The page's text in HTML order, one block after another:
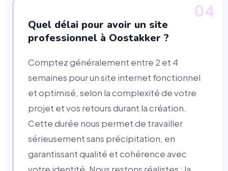
04
Quel délai pour avoir un site
professionnel à Oostakker ?
Comptez généralement entre 2 et 4
semaines pour un site internet fonctionnel
et optimisé, selon la complexité de votre
projet et vos retours durant la création.
Cette durée nous permet de travailler
sérieusement sans précipitation, en
garantissant qualité et cohérence avec